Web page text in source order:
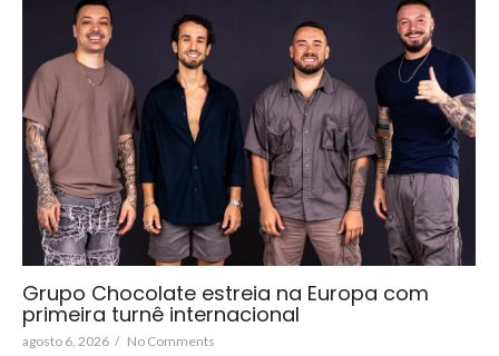
Grupo Chocolate estreia na Europa com
primeira turnê internacional
agosto 6, 2026 / No Comments